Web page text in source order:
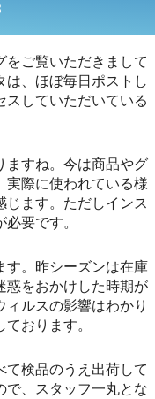
をご覧いただきまして
、ほぼ毎日ポストし
スしていただいている
ますね。今は商品やグ
実際に使われている様
ます。ただしインス
要です。
す。昨シーズンは在庫
惑をおかけした時期が
ルスの影響はわかり
おります。
て検品のうえ出荷して
で、スタッフ一丸とな